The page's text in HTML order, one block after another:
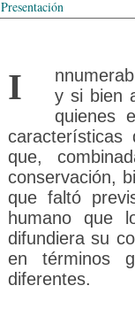
Presentación
I
y si bien
quienes
que,
conservación,
que faltó
humano que
difundiera su
en términos
diferentes.